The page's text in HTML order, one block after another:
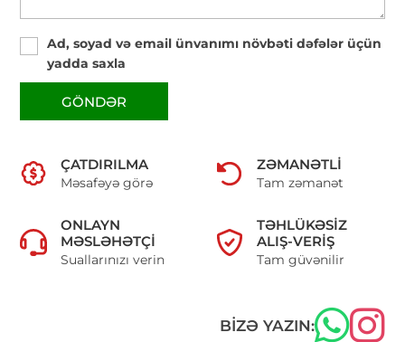
Ad, soyad və email ünvanımı növbəti dəfələr üçün
yadda saxla
GÖNDƏR
ÇATDIRILMA
Məsafəyə görə
ZƏMANƏTLI
Tam zəmanət
ONLAYN
MƏSLƏHƏTÇI
Suallarınızı verin
TƏHLÜKƏSIZ
ALIŞ-VERIŞ
Tam güvənilir
BIZƏ YAZIN: